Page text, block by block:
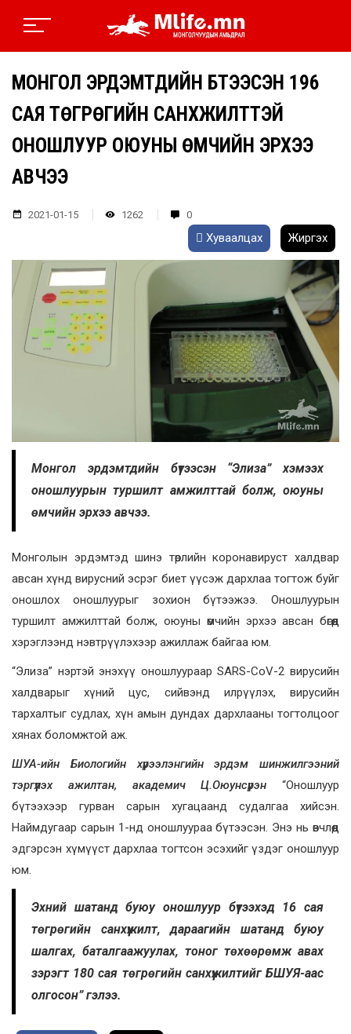
МОНГОЛ ЭРДЭМТДИЙН БҮТЭЭСЭН 196
САЯ ТӨГРӨГИЙН САНХҮҮЖИЛТТЭЙ
ОНОШЛУУР ОЮУНЫ ӨМЧИЙН ЭРХЭЭ
АВЧЭЭ
2021-01-15 1262 0
Хуваалцах Жиргэх
Монгол эрдэмтдийн бүтээсэн “Элиза” хэмээх
оношлуурын туршилт амжилттай болж, оюуны
өмчийн эрхээ авчээ.
Монголын эрдэмтэд шинэ төрлийн коронавируст халдвар
авсан хүнд вирусний эсрэг биет үүсэж дархлаа тогтож буйг
оношлох оношлуурыг зохион бүтээжээ. Оношлуурын
туршилт амжилттай болж, оюуны өмчийн эрхээ авсан бөгөөд
хэрэглээнд нэвтрүүлэхээр ажиллаж байгаа юм.
“Элиза” нэртэй энэхүү оношлуураар SARS-CoV-2 вирусийн
халдварыг хүний цус, сийвэнд илрүүлэх, вирусийн
тархалтыг судлах, хүн амын дундах дархлааны тогтолцоог
хянах боломжтой аж.
ШУА-ийн Биологийн хүрээлэнгийн эрдэм шинжилгээний
тэргүүлэх ажилтан, академич Ц.Оюунсүрэн “Оношлуур
бүтээхээр гурван сарын хугацаанд судалгаа хийсэн.
Наймдугаар сарын 1-нд оношлуураа бүтээсэн. Энэ нь өвчлөөд
эдгэрсэн хүмүүст дархлаа тогтсон эсэхийг үздэг оношлуур
юм.
Эхний шатанд буюу оношлуур бүтээхэд 16 сая
төгрөгийн санхүүжилт, дараагийн шатанд буюу
шалгах, баталгаажуулах, тоног төхөөрөмж авах
зэрэгт 180 сая төгрөгийн санхүүжилтийг БШУЯ-аас
олгосон” гэлээ.